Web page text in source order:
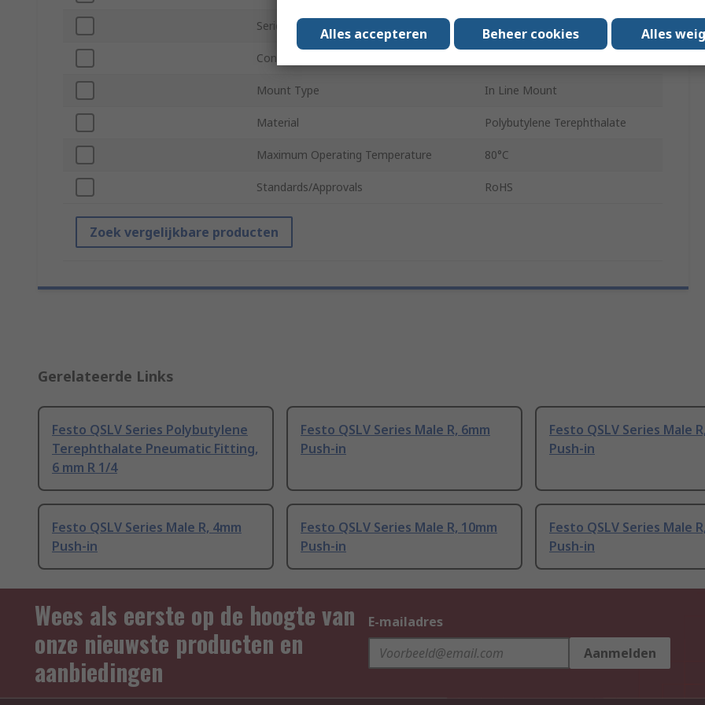
Series QSLV
Connection Type
Mount Type In Line Mount
Material Polybutylene Terephthalate
Maximum Operating Temperature 80°C
Standards/Approvals RoHS
Zoek vergelijkbare producten
Gerelateerde Links
Festo QSLV Series Polybutylene
Terephthalate Pneumatic Fitting,
6 mm R 1/4
Festo QSLV Series Male R, 6mm
Push-in
Festo QSLV Series Male
Push-in
Festo QSLV Series Male R, 4mm
Push-in
Festo QSLV Series Male R, 10mm
Push-in
Festo QSLV Series Male
Push-in
Wees als eerste op de hoogte van
onze nieuwste producten en
aanbiedingen
E-mailadres
Aanmelden
Alles accepteren Beheer cookies Alles